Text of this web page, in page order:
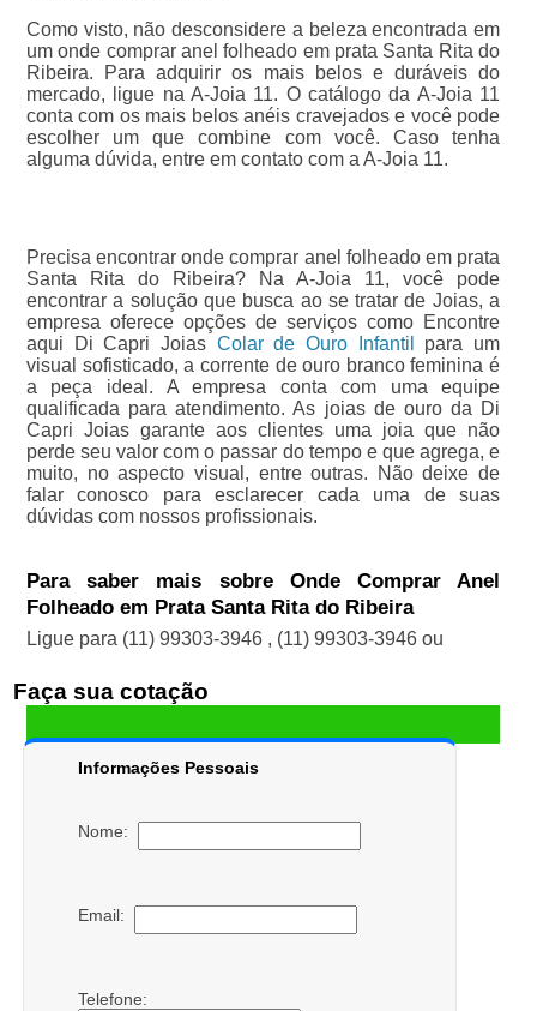
Como visto, não desconsidere a beleza encontrada em
um onde comprar anel folheado em prata Santa Rita do
Ribeira. Para adquirir os mais belos e duráveis do
mercado, ligue na A-Joia 11. O catálogo da A-Joia 11
conta com os mais belos anéis cravejados e você pode
escolher um que combine com você. Caso tenha
alguma dúvida, entre em contato com a A-Joia 11.
Precisa encontrar onde comprar anel folheado em prata
Santa Rita do Ribeira? Na A-Joia 11, você pode
encontrar a solução que busca ao se tratar de Joias, a
empresa oferece opções de serviços como Encontre
aqui Di Capri Joias Colar de Ouro Infantil
para um
visual sofisticado, a corrente de ouro branco feminina é
a peça ideal. A empresa conta com uma equipe
qualificada para atendimento. As joias de ouro da Di
Capri Joias garante aos clientes uma joia que não
perde seu valor com o passar do tempo e que agrega, e
muito, no aspecto visual, entre outras. Não deixe de
falar conosco para esclarecer cada uma de suas
dúvidas com nossos profissionais.
Para saber mais sobre Onde Comprar Anel
Folheado em Prata Santa Rita do Ribeira
Ligue para (11) 99303-3946 , (11) 99303-3946 ou
Faça sua cotação
Informações Pessoais
Nome:
Email:
Telefone: